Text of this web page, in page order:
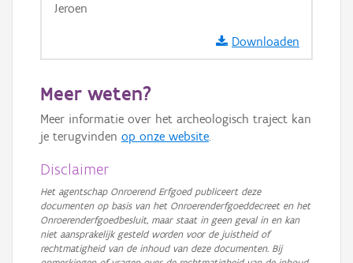
Jeroen
Downloaden
Meer weten?
Meer informatie over het archeologisch traject kan
je terugvinden op onze website.
Disclaimer
Het agentschap Onroerend Erfgoed publiceert deze
documenten op basis van het Onroerenderfgoeddecreet en het
Onroerenderfgoedbesluit, maar staat in geen geval in en kan
niet aansprakelijk gesteld worden voor de juistheid of
rechtmatigheid van de inhoud van deze documenten. Bij